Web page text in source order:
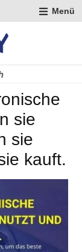
Menü
sie
sie
kauft.